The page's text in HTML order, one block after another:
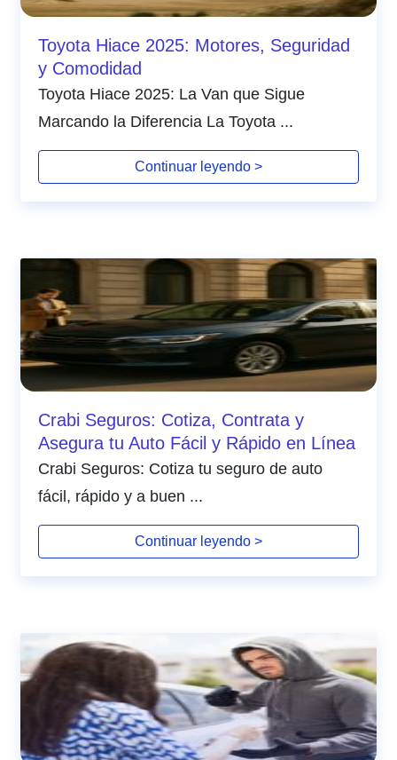
Toyota Hiace 2025: Motores, Seguridad
y Comodidad
Toyota Hiace 2025: La Van que Sigue
Marcando la Diferencia La Toyota ...
Continuar leyendo >
Crabi Seguros: Cotiza, Contrata y
Asegura tu Auto Fácil y Rápido en Línea
Crabi Seguros: Cotiza tu seguro de auto
fácil, rápido y a buen ...
Continuar leyendo >